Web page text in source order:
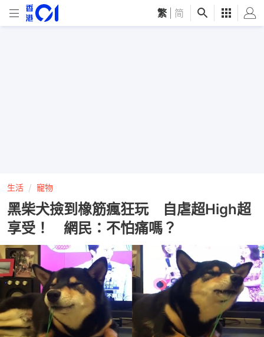
繁 简
生活 寵物
黑柴犬撿到橡筋瘋狂玩 自虐超High超
享受！ 網民：不怕痛嗎？